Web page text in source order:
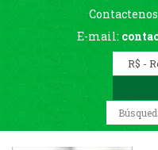
Contactenos
E-mail: